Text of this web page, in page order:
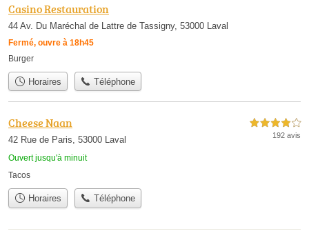
Casino Restauration
44 Av. Du Maréchal de Lattre de Tassigny, 53000 Laval
Fermé, ouvre à 18h45
Burger
Horaires Téléphone
Cheese Naan
42 Rue de Paris, 53000 Laval
Ouvert jusqu'à minuit
4,0 étoiles sur 5
192 avis
Tacos
Horaires Téléphone